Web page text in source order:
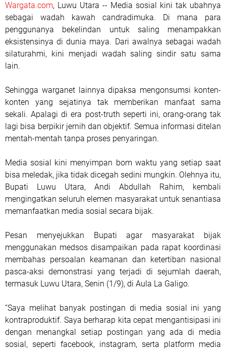
Wargata.com, Luwu Utara -- Media sosial kini tak ubahnya
sebagai wadah kawah candradimuka. Di mana para
penggunanya bekelindan untuk saling menampakkan
eksistensinya di dunia maya. Dari awalnya sebagai wadah
silaturahmi, kini menjadi wadah saling sindir satu sama
lain.
Sehingga warganet lainnya dipaksa mengonsumsi konten-
konten yang sejatinya tak memberikan manfaat sama
sekali. Apalagi di era post-truth seperti ini, orang-orang tak
lagi bisa berpikir jernih dan objektif. Semua informasi ditelan
mentah-mentah tanpa proses penyaringan.
Media sosial kini menyimpan bom waktu yang setiap saat
bisa meledak, jika tidak dicegah sedini mungkin. Olehnya itu,
Bupati Luwu Utara, Andi Abdullah Rahim, kembali
mengingatkan seluruh elemen masyarakat untuk senantiasa
memanfaatkan media sosial secara bijak.
Pesan menyejukkan Bupati agar masyarakat bijak
menggunakan medsos disampaikan pada rapat koordinasi
membahas persoalan keamanan dan ketertiban nasional
pasca-aksi demonstrasi yang terjadi di sejumlah daerah,
termasuk Luwu Utara, Senin (1/9), di Aula La Galigo.
“Saya melihat banyak postingan di media sosial ini yang
kontraproduktif. Saya berharap kita cepat mengantisipasi ini
dengan menangkal setiap postingan yang ada di media
sosial, seperti facebook, instagram, serta platform media